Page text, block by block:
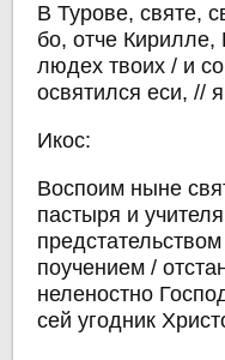
В Турове, святе,
бо, отче
людех твоих / и
освятился еси, //
Икос:
Воспоим ныне
пастыря и
поучением /
неленостно
сей угодник